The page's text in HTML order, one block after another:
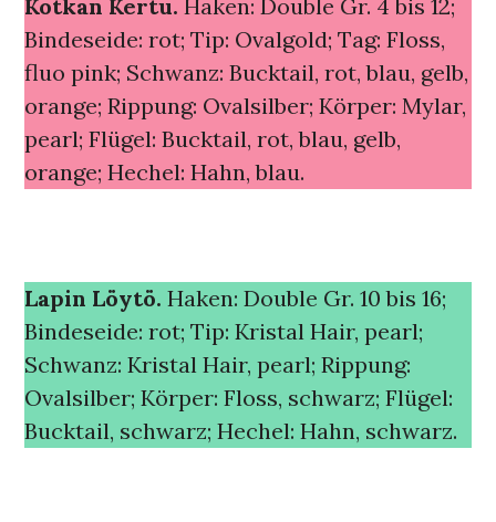
Kotkan Kertu. Haken: Double Gr. 4 bis 12;
Bindeseide: rot; Tip: Ovalgold; Tag: Floss,
fluo pink; Schwanz: Bucktail, rot, blau, gelb,
orange; Rippung: Ovalsilber; Körper: Mylar,
pearl; Flügel: Bucktail, rot, blau, gelb,
orange; Hechel: Hahn, blau.
Lapin Löytö. Haken: Double Gr. 10 bis 16;
Bindeseide: rot; Tip: Kristal Hair, pearl;
Schwanz: Kristal Hair, pearl; Rippung:
Ovalsilber; Körper: Floss, schwarz; Flügel:
Bucktail, schwarz; Hechel: Hahn, schwarz.